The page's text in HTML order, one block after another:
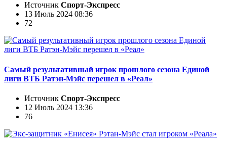
Источник Спорт-Экспресс
13 Июль 2024 08:36
72
Самый результативный игрок прошлого сезона Единой
лиги ВТБ Ратэн-Мэйс перешел в «Реал»
Источник Спорт-Экспресс
12 Июль 2024 13:36
76